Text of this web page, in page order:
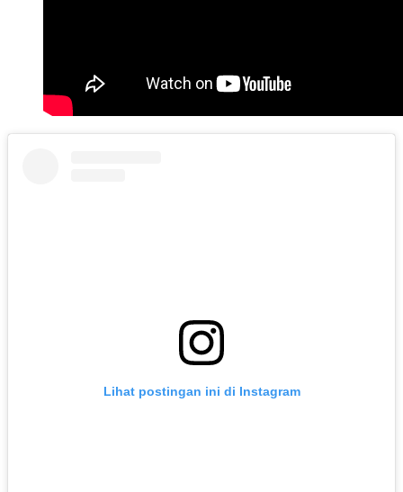
Lihat postingan ini di Instagram